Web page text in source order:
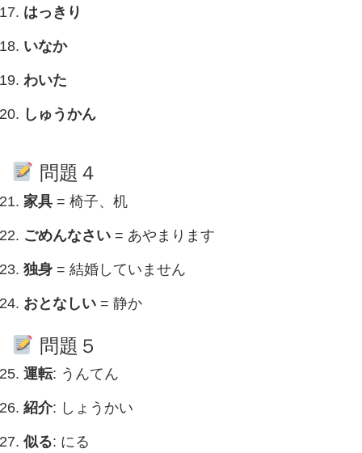
はっきり
いなか
わいた
しゅうかん
問題４
家具 = 椅子、机
ごめんなさい = あやまります
独身 = 結婚していません
おとなしい = 静か
問題５
運転: うんてん
紹介: しょうかい
似る: にる